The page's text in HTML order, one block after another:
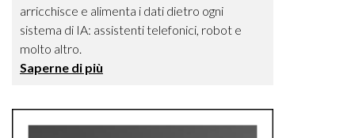
arricchisce e alimenta i dati dietro ogni
sistema di IA: assistenti telefonici, robot e
molto altro.
Saperne di più